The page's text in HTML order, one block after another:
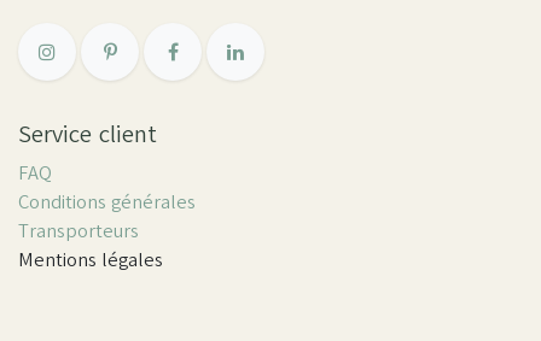
Service client
FAQ
Conditions générales
Transporteurs
Mentions légales